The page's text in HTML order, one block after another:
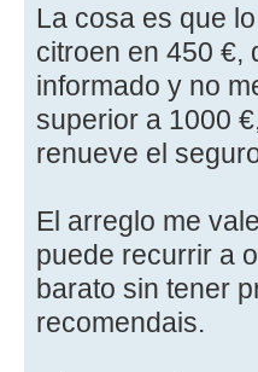
La cosa es que
citroen en 450 €,
informado y no
superior a 1000
renueve el
El arreglo me
puede recurrir a
barato sin tener
recomendais.